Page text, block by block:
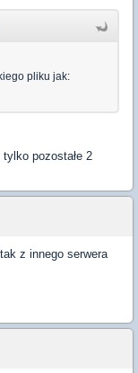
pliku jak:
tylko pozostałe 2
z innego serwera